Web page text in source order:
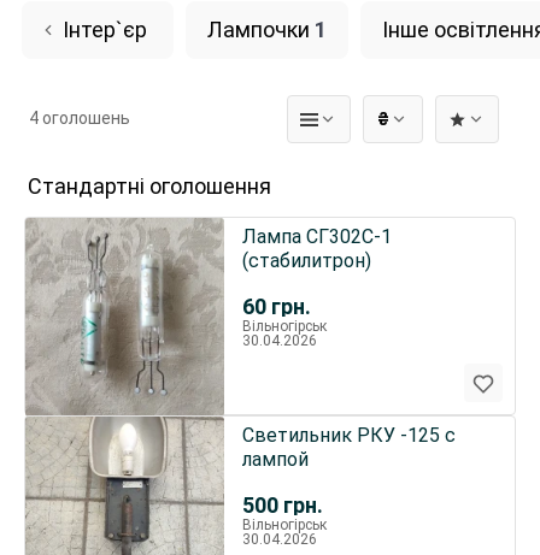
Інтер`єр Лампочки 1 Інше
₴
4 оголошень
Стандартні оголошення
60 грн.
Лампа СГ302С-1
(стабилитрон)
Вільногірськ
30.04.2026
500 грн.
Светильник РКУ -125 с
лампой
Вільногірськ
30.04.2026